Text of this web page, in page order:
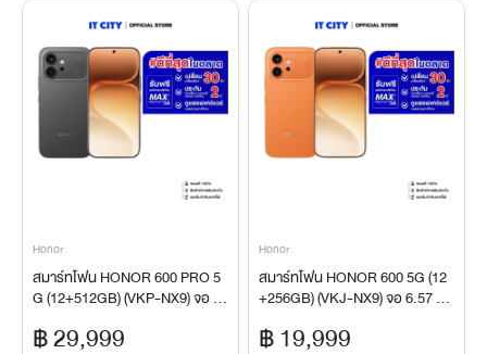
Honor
สมาร์ทโฟน HONOR 600 PRO 5
G (12+512GB) (VKP-NX9) จอ 6.
00mAh ของแท้ ประกันศูนย์ไทย
฿ 29,999
Honor
สมาร์ทโฟน HONOR 600 5G (12
+256GB) (VKJ-NX9) จอ 6.57 นิ้ว
h ของแท้ ประกันศูนย์ไทย
฿ 19,999